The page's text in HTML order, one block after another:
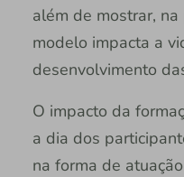
além de mostrar,
modelo impacta a
desenvolvimento
O impacto da
a dia dos
na forma de